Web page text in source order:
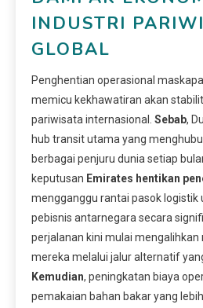
INDUSTRI
GLOBAL
Penghentian operasional
memicu kekhawatiran akan
pariwisata internasional. Sebab,
hub transit utama yang
berbagai penjuru dunia setiap
keputusan Emirates hentikan
mengganggu rantai pasok logistik
pebisnis antarnegara secara
perjalanan kini mulai
mereka melalui jalur alternatif
Kemudian, peningkatan biaya
pemakaian bahan bakar yang